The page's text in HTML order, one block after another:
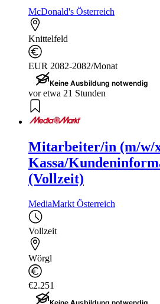
McDonald's Österreich
Knittelfeld
EUR 2082-2082/Monat
Keine Ausbildung notwendig
vor etwa 21 Stunden
Mitarbeiter/in (m/w/
Kassa/
(Vollzeit)
MediaMarkt Österreich
Vollzeit
Wörgl
€2.251